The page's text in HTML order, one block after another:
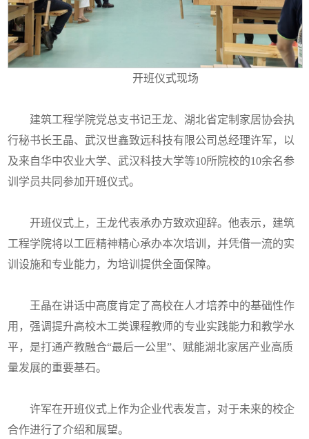
开班仪式现场
建筑工程学院党总支书记王龙、湖北省定制家居协会执
行秘书长王晶、武汉世鑫致远科技有限公司总经理许军，以
及来自华中农业大学、武汉科技大学等10所院校的10余名参
训学员共同参加开班仪式。
开班仪式上，王龙代表承办方致欢迎辞。他表示，建筑
工程学院将以工匠精神精心承办本次培训，并凭借一流的实
训设施和专业能力，为培训提供全面保障。
王晶在讲话中高度肯定了高校在人才培养中的基础性作
用，强调提升高校木工类课程教师的专业实践能力和教学水
平，是打通产教融合“最后一公里”、赋能湖北家居产业高质
量发展的重要基石。
许军在开班仪式上作为企业代表发言，对于未来的校企
合作进行了介绍和展望。